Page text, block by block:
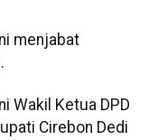
menjabat
Wakil Ketua DPD
Cirebon Dedi